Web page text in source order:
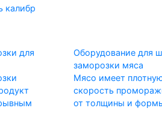
калибр
для
Оборудование для
заморозки мяса
Мясо имеет
скорость
от толщины и